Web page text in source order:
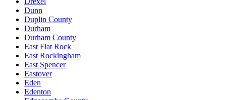
Dunn
Duplin County
Durham
Durham County
East Flat Rock
East Rockingham
East Spencer
Eastover
Eden
Edenton